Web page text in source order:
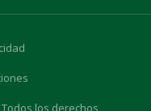
los derechos